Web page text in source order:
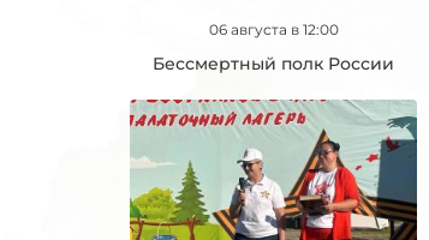
06 августа в 12:00
Бессмертный полк России